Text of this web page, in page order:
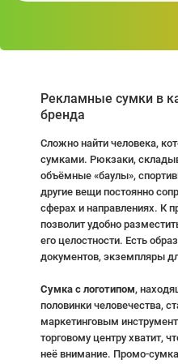
Рекламные сумки в
бренда
Сложно найти человека,
сумками. Рюкзаки,
объёмные «баулы»,
другие вещи постоянно
сферах и направлениях. К
позволит удобно
его целостности. Есть
документов, экземпляры
Сумка с логотипом,
половинки человечества,
маркетинговым
торговому центру хватит,
неё внимание. Промо-